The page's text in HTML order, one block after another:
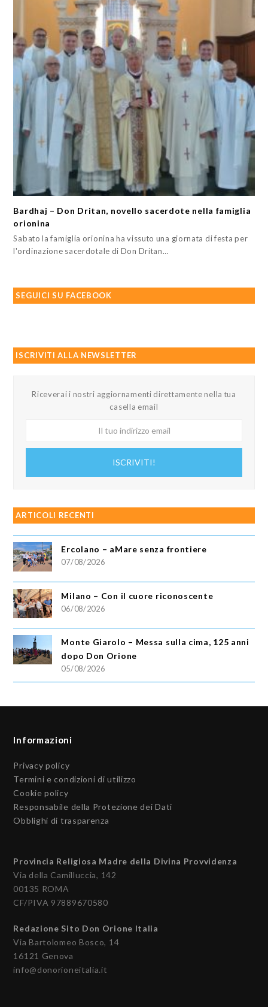
Bardhaj – Don Dritan, novello sacerdote nella famiglia
orionina
Sabato la famiglia orionina ha vissuto una giornata di festa per
l'ordinazione sacerdotale di Don Dritan…
SEGUICI SU FACEBOOK
ISCRIVITI ALLA NEWSLETTER
Riceverai i nostri aggiornamenti direttamente nella tua
casella email
ISCRIVITI!
ARTICOLI RECENTI
Ercolano – aMare senza frontiere
07/08/2026
Milano – Con il cuore riconoscente
06/08/2026
Monte Giarolo – Messa sulla cima, 125 anni
dopo Don Orione
05/08/2026
Informazioni
Privacy policy
Termini e condizioni di utilizzo
Cookie policy
Responsabile della Protezione dei Dati
Obblighi di trasparenza
Provincia Religiosa Madre della Divina Provvidenza
Via della Camilluccia, 142
00135 ROMA
CF/PIVA 97889670580
Redazione Sito Don Orione Italia
Via Bartolomeo Bosco, 14
16121 Genova
info@donorioneitalia.it